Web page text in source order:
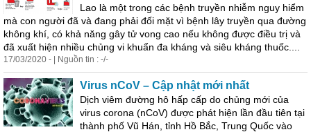
Lao là một trong các bệnh truyền nhiễm nguy hiểm
mà con người đã và đang phải đối mặt vì bệnh lây truyền qua đường
không khí, có khả năng gây tử vong cao nếu không được điều trị và
đã xuất hiện nhiều chủng vi khuẩn đa kháng và siêu kháng thuốc....
17/03/2020 - | Nguồn tin : -/-
Virus nCoV – Cập nhật mới nhất
Dịch viêm đường hô hấp cấp do chủng mới của
virus corona (nCoV) được phát hiện lần đầu tiên tại
thành phố Vũ Hán, tỉnh Hồ Bắc, Trung Quốc vào